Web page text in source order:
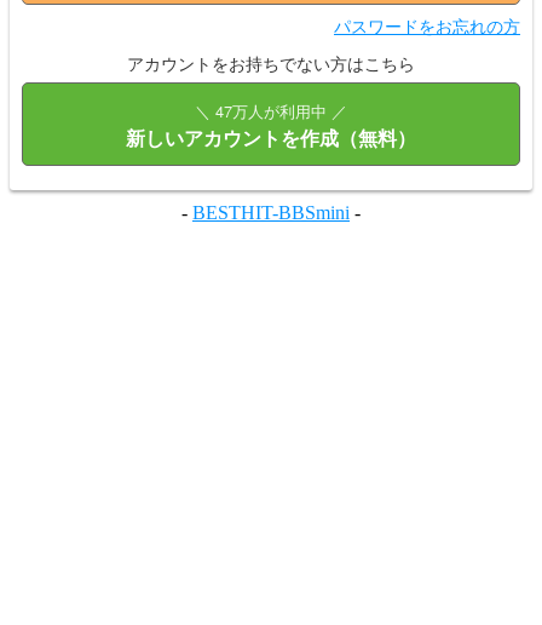
パスワードをお忘れの方
アカウントをお持ちでない方はこちら
＼ 47万人が利用中 ／
新しいアカウントを作成（無料）
- BESTHIT-BBSmini -